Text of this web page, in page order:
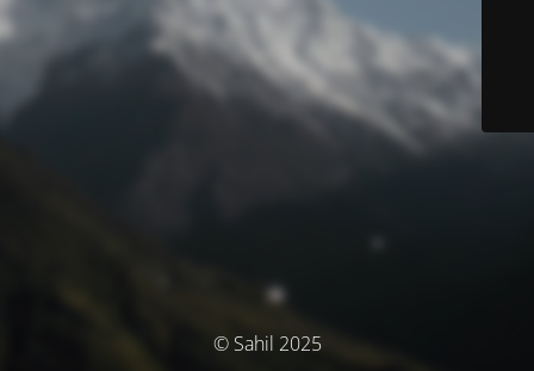
© Sahil 2025